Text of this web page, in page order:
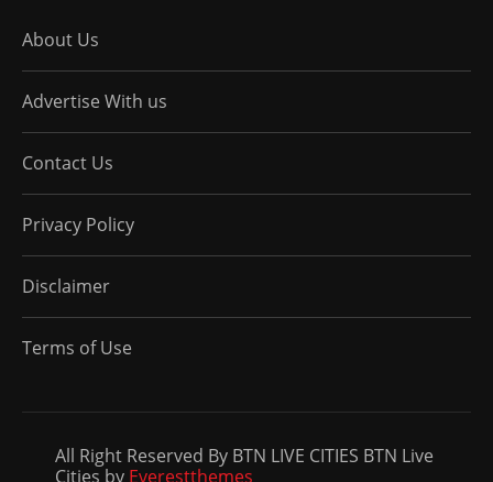
About Us
Advertise With us
Contact Us
Privacy Policy
Disclaimer
Terms of Use
All Right Reserved By BTN LIVE CITIES BTN Live
Cities by Everestthemes